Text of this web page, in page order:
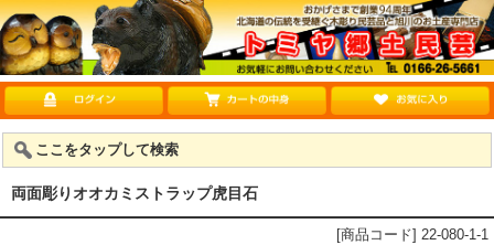
ここをタップして検索
両面彫りオオカミストラップ虎目石
[商品コード] 22-080-1-1